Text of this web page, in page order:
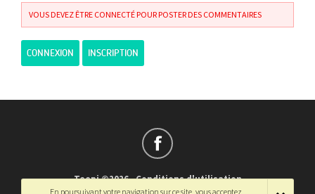
VOUS DEVEZ ÊTRE CONNECTÉ POUR POSTER DES COMMENTAIRES
CONNEXION INSCRIPTION
Teepi ©2026-Conditions d'utilisation
En poursuivant votre navigation sur ce site, vous acceptez